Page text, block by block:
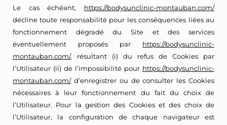
Le cas échéant, https://bodysunclinic-montauban.com/
décline toute responsabilité pour les conséquences liées au
fonctionnement dégradé du Site et des services
éventuellement proposés par https://bodysunclinic-
montauban.com/, résultant (i) du refus de Cookies par
l’Utilisateur (ii) de l’impossibilité pour https://bodysunclinic-
montauban.com/d’enregistrer ou de consulter les Cookies
nécessaires à leur fonctionnement du fait du choix de
l’Utilisateur. Pour la gestion des Cookies et des choix de
l’Utilisateur, la configuration de chaque navigateur est